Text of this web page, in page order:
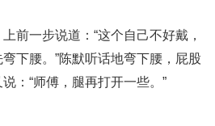
前一步说道：“这个自己不好戴，
下腰。”陈默听话地弯下腰，屁股
：“师傅，腿再打开一些。”